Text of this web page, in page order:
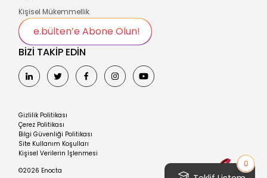
BİZİ TAKİP EDİN
Gizlilik Politikası
Çerez Politikası
Bilgi Güvenliği Politikası
Site Kullanım Koşulları
Kişisel Verilerin İşlenmesi
Kişisel Mükemmellik
e.bülten’e Abone Olun!
©2026 Enocta
0